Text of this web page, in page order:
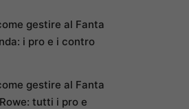
gestire al Fanta
i pro e i contro
gestire al Fanta
tutti i pro e